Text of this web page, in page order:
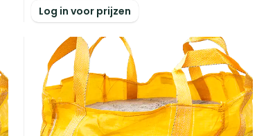
Log in voor prijzen